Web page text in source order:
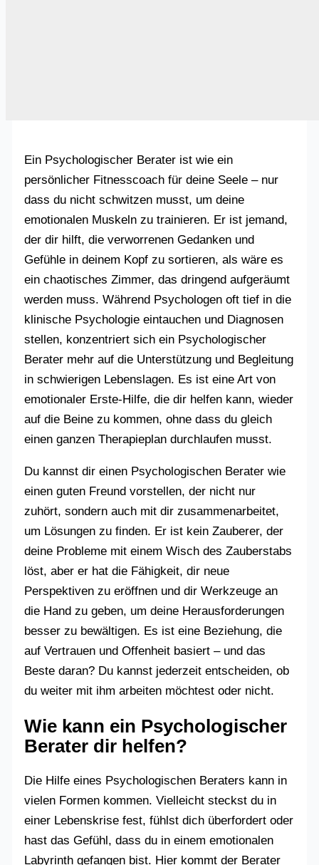
Ein Psychologischer Berater ist wie ein
persönlicher Fitnesscoach für deine Seele – nur
dass du nicht schwitzen musst, um deine
emotionalen Muskeln zu trainieren. Er ist jemand,
der dir hilft, die verworrenen Gedanken und
Gefühle in deinem Kopf zu sortieren, als wäre es
ein chaotisches Zimmer, das dringend aufgeräumt
werden muss. Während Psychologen oft tief in die
klinische Psychologie eintauchen und Diagnosen
stellen, konzentriert sich ein Psychologischer
Berater mehr auf die Unterstützung und Begleitung
in schwierigen Lebenslagen. Es ist eine Art von
emotionaler Erste-Hilfe, die dir helfen kann, wieder
auf die Beine zu kommen, ohne dass du gleich
einen ganzen Therapieplan durchlaufen musst.
Du kannst dir einen Psychologischen Berater wie
einen guten Freund vorstellen, der nicht nur
zuhört, sondern auch mit dir zusammenarbeitet,
um Lösungen zu finden. Er ist kein Zauberer, der
deine Probleme mit einem Wisch des Zauberstabs
löst, aber er hat die Fähigkeit, dir neue
Perspektiven zu eröffnen und dir Werkzeuge an
die Hand zu geben, um deine Herausforderungen
besser zu bewältigen. Es ist eine Beziehung, die
auf Vertrauen und Offenheit basiert – und das
Beste daran? Du kannst jederzeit entscheiden, ob
du weiter mit ihm arbeiten möchtest oder nicht.
Wie kann ein Psychologischer
Berater dir helfen?
Die Hilfe eines Psychologischen Beraters kann in
vielen Formen kommen. Vielleicht steckst du in
einer Lebenskrise fest, fühlst dich überfordert oder
hast das Gefühl, dass du in einem emotionalen
Labyrinth gefangen bist. Hier kommt der Berater